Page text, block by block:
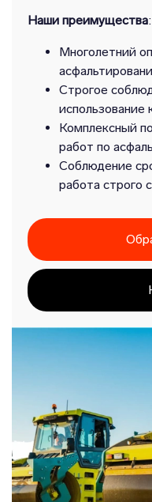
Наши преимущества:
Многолетний
Строгое
использование
Комплексный
работ по
Соблюдение
работа строго